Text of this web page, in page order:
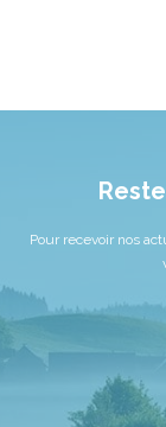
Pour recevoir nos